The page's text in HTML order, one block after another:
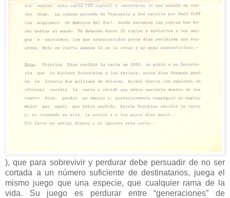
), que para sobrevivir y perdurar debe persuadir de no ser
cortada a un número suficiente de destinatarios, juega el
mismo juego que una especie, que cualquier rama de la
vida. Su juego es perdurar entre “generaciones” de